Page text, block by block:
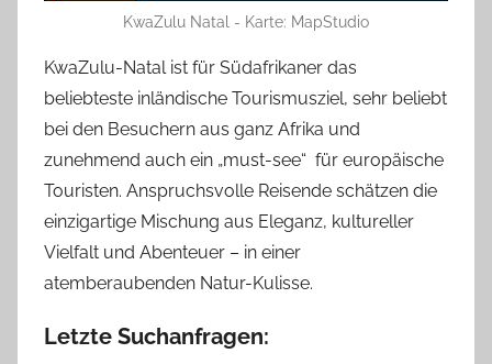
KwaZulu Natal - Karte: MapStudio
KwaZulu-Natal ist für Südafrikaner das
beliebteste inländische Tourismusziel, sehr beliebt
bei den Besuchern aus ganz Afrika und
zunehmend auch ein „must-see“ für europäische
Touristen. Anspruchsvolle Reisende schätzen die
einzigartige Mischung aus Eleganz, kultureller
Vielfalt und Abenteuer – in einer
atemberaubenden Natur-Kulisse.
Letzte Suchanfragen: